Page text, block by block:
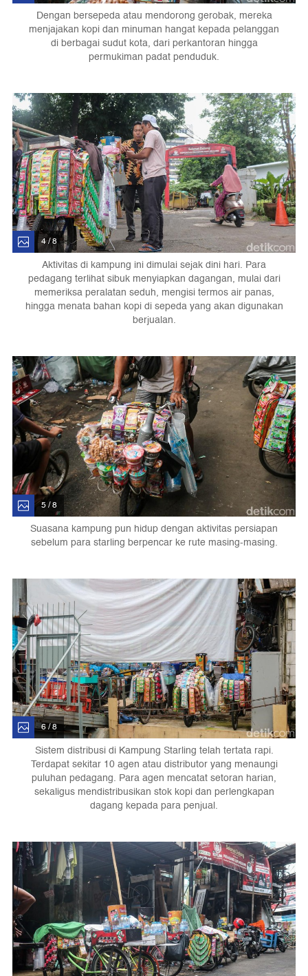
Dengan bersepeda atau mendorong gerobak, mereka
menjajakan kopi dan minuman hangat kepada pelanggan
di berbagai sudut kota, dari perkantoran hingga
permukiman padat penduduk.
4 / 8
Aktivitas di kampung ini dimulai sejak dini hari. Para
pedagang terlihat sibuk menyiapkan dagangan, mulai dari
memeriksa peralatan seduh, mengisi termos air panas,
hingga menata bahan kopi di sepeda yang akan digunakan
berjualan.
5 / 8
Suasana kampung pun hidup dengan aktivitas persiapan
sebelum para starling berpencar ke rute masing-masing.
6 / 8
Sistem distribusi di Kampung Starling telah tertata rapi.
Terdapat sekitar 10 agen atau distributor yang menaungi
puluhan pedagang. Para agen mencatat setoran harian,
sekaligus mendistribusikan stok kopi dan perlengkapan
dagang kepada para penjual.